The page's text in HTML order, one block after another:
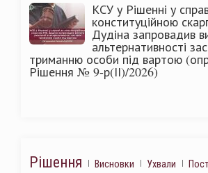
КСУ у Рішенні у
конституційною
Дудіна запровадив
альтернативності
триманню особи під вартою
Рішення № 9-р(ІІ)/2026)
Рішення Висновки Ухвали